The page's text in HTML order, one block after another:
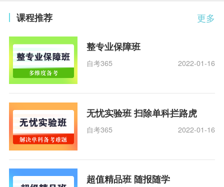
更多
课程推荐
整专业保障班
自考365 2022-01-16
无忧实验班 扫除单科拦路虎
自考365 2022-01-16
超值精品班 随报随学